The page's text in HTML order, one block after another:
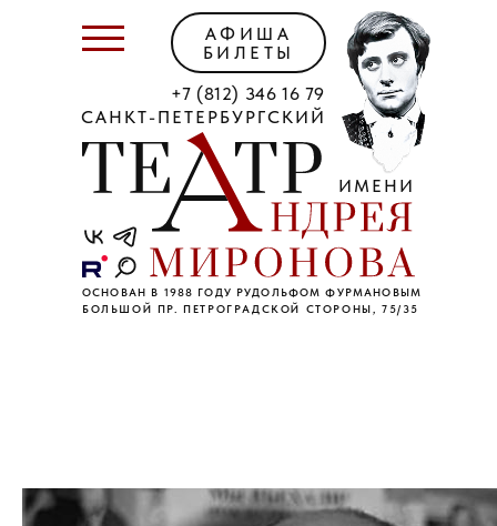
САНКТ-ПЕТЕРБУРГСКИЙ
ИМЕНИ
ОСНОВАН В 1988 ГОДУ РУДОЛЬФОМ ФУРМАНОВЫМ
+7 (812) 346 16 79
БОЛЬШОЙ ПР. ПЕТРОГРАДСКОЙ СТОРОНЫ, 75/35
АФИША
БИЛЕТЫ